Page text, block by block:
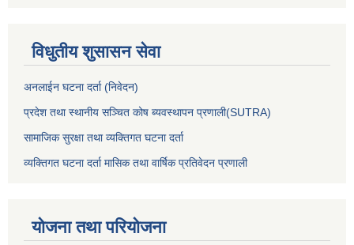
विधुतीय शुसासन सेवा
अनलाईन घटना दर्ता (निवेदन)
प्रदेश तथा स्थानीय सञ्चित कोष ब्यवस्थापन प्रणाली(SUTRA)
सामाजिक सुरक्षा तथा व्यक्तिगत घटना दर्ता
व्यक्तिगत घटना दर्ता मासिक तथा वार्षिक प्रतिवेदन प्रणाली
योजना तथा परियोजना